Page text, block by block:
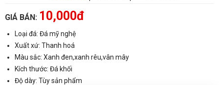
GIÁ BÁN: 10,000đ
Loại đá: Đá mỹ nghệ
Xuất xứ: Thanh hoá
Màu sắc: Xanh đen,xanh rêu,vân mây
Kích thước: Đá khối
Độ dày: Tùy sản phẩm